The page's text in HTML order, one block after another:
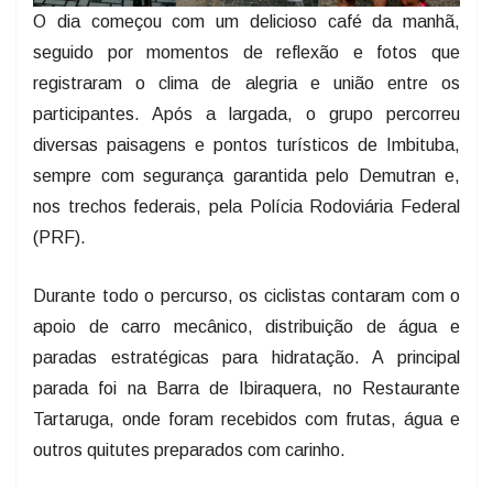
O dia começou com um delicioso café da manhã,
seguido por momentos de reflexão e fotos que
registraram o clima de alegria e união entre os
participantes. Após a largada, o grupo percorreu
diversas paisagens e pontos turísticos de Imbituba,
sempre com segurança garantida pelo Demutran e,
nos trechos federais, pela Polícia Rodoviária Federal
(PRF).
Durante todo o percurso, os ciclistas contaram com o
apoio de carro mecânico, distribuição de água e
paradas estratégicas para hidratação. A principal
parada foi na Barra de Ibiraquera, no Restaurante
Tartaruga, onde foram recebidos com frutas, água e
outros quitutes preparados com carinho.